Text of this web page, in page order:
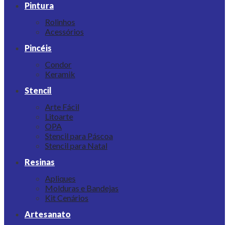
Pintura
Rolinhos
Acessórios
Pincéis
Condor
Keramik
Stencil
Arte Fácil
Litoarte
OPA
Stencil para Páscoa
Stencil para Natal
Resinas
Apliques
Molduras e Bandejas
Kit Cenários
Artesanato